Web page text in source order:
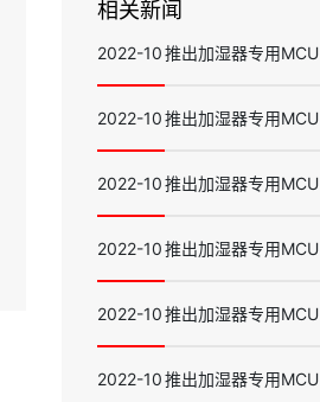
相关新闻
2022-10 推出加湿器专用MCU
2022-10 推出加湿器专用MCU
2022-10 推出加湿器专用MCU
2022-10 推出加湿器专用MCU
2022-10 推出加湿器专用MCU
2022-10 推出加湿器专用MCU